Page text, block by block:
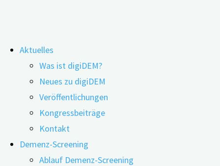
Inhalt
springen
Aktuelles
Was ist digiDEM?
Neues zu digiDEM
Veröffentlichungen
Kongressbeiträge
Kontakt
Demenz-Screening
Ablauf Demenz-Screening
Formel gegen das Fortschreiten einer
Demenz